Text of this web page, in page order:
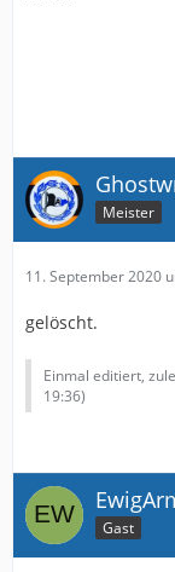
Meister
11. September 2020
gelöscht.
Einmal editiert,
19:36)
Gast